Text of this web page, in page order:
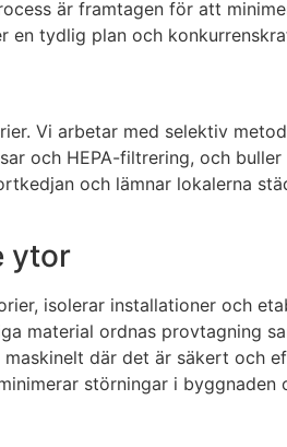
är framtagen för att
en tydlig plan och
Vi arbetar med selektiv
och HEPA-filtrering, och
och lämnar lokalerna
ytor
isolerar installationer och
material ordnas provtagning
där det är säkert och
störningar i byggnaden